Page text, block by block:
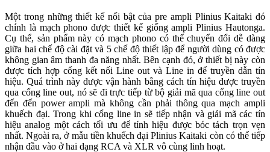
Một trong những thiết kế nổi bật của pre ampli Plinius Kaitaki đó
chính là mạch phono được thiết kế giống ampli Plinius Hautonga.
Cụ thể, sản phẩm này có mạch phono có thể chuyển đổi dễ dàng
giữa hai chế độ cài đặt và 5 chế độ thiết lập để người dùng có được
không gian âm thanh đa năng nhất. Bên cạnh đó, ở thiết bị này còn
được tích hợp cổng kết nối Line out và Line in để truyền dẫn tín
hiệu. Quá trình này được vận hành bằng cách tín hiệu được truyền
qua cổng line out, nó sẽ đi trực tiếp từ bộ giải mã qua cổng line out
đến đến power ampli mà không cần phải thông qua mạch ampli
khuếch đại. Trong khi cổng line in sẽ tiếp nhận và giải mã các tín
hiệu analog một cách tối ưu để tính hiệu được bóc tách trọn vẹn
nhất. Ngoài ra, ở mẫu tiền khuếch đại Plinius Kaitaki còn có thể tiếp
nhận đầu vào ở hai dạng RCA và XLR vô cùng linh hoạt.